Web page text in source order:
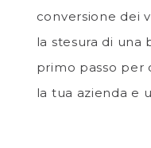
conversione dei
la stesura di una
primo passo per
la tua azienda e